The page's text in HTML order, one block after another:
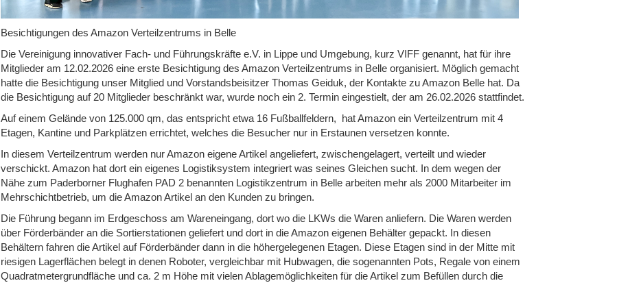
Besichtigungen des Amazon Verteilzentrums in Belle
Die Vereinigung innovativer Fach- und Führungskräfte e.V. in Lippe und Umgebung, kurz VIFF genannt, hat für ihre
Mitglieder am 12.02.2026 eine erste Besichtigung des Amazon Verteilzentrums in Belle organisiert. Möglich gemacht
hatte die Besichtigung unser Mitglied und Vorstandsbeisitzer Thomas Geiduk, der Kontakte zu Amazon Belle hat. Da
die Besichtigung auf 20 Mitglieder beschränkt war, wurde noch ein 2. Termin eingestielt, der am 26.02.2026 stattfindet.
Auf einem Gelände von 125.000 qm, das entspricht etwa 16 Fußballfeldern, hat Amazon ein Verteilzentrum mit 4
Etagen, Kantine und Parkplätzen errichtet, welches die Besucher nur in Erstaunen versetzen konnte.
In diesem Verteilzentrum werden nur Amazon eigene Artikel angeliefert, zwischengelagert, verteilt und wieder
verschickt. Amazon hat dort ein eigenes Logistiksystem integriert was seines Gleichen sucht. In dem wegen der
Nähe zum Paderborner Flughafen PAD 2 benannten Logistikzentrum in Belle arbeiten mehr als 2000 Mitarbeiter im
Mehrschichtbetrieb, um die Amazon Artikel an den Kunden zu bringen.
Die Führung begann im Erdgeschoss am Wareneingang, dort wo die LKWs die Waren anliefern. Die Waren werden
über Förderbänder an die Sortierstationen geliefert und dort in die Amazon eigenen Behälter gepackt. In diesen
Behältern fahren die Artikel auf Förderbänder dann in die höhergelegenen Etagen. Diese Etagen sind in der Mitte mit
riesigen Lagerflächen belegt in denen Roboter, vergleichbar mit Hubwagen, die sogenannten Pots, Regale von einem
Quadratmetergrundfläche und ca. 2 m Höhe mit vielen Ablagemöglichkeiten für die Artikel zum Befüllen durch die